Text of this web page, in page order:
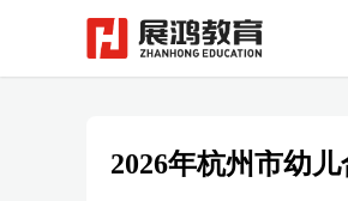
2026年杭州市幼